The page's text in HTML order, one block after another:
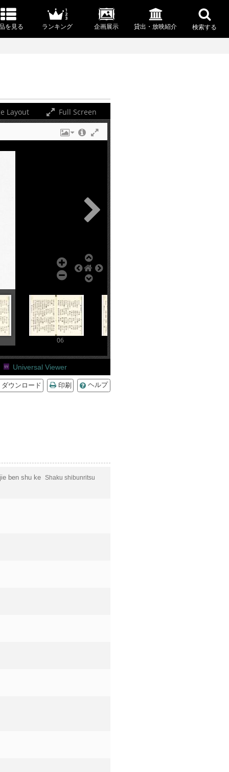
を見る ランキング 企画展示 貸出・放映紹介 検索する
Layout Full Screen
06
Universal Viewer
ダウンロード 印刷 ヘルプ
ben shu ke Shaku shibunritsu